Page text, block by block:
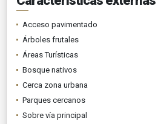
Acceso pavimentado
Árboles frutales
Áreas Turísticas
Bosque nativos
Cerca zona urbana
Parques cercanos
Sobre vía principal